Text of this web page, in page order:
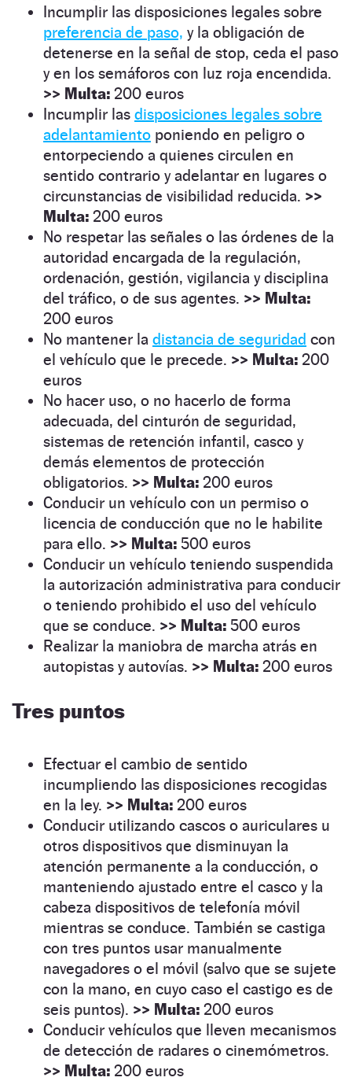
Incumplir las disposiciones legales sobre
preferencia de paso, y la obligación de
detenerse en la señal de stop, ceda el paso
y en los semáforos con luz roja encendida.
>> Multa: 200 euros
Incumplir las disposiciones legales sobre
adelantamiento poniendo en peligro o
entorpeciendo a quienes circulen en
sentido contrario y adelantar en lugares o
circunstancias de visibilidad reducida. >>
Multa: 200 euros
No respetar las señales o las órdenes de la
autoridad encargada de la regulación,
ordenación, gestión, vigilancia y disciplina
del tráfico, o de sus agentes. >> Multa:
200 euros
No mantener la distancia de seguridad con
el vehículo que le precede. >> Multa: 200
euros
No hacer uso, o no hacerlo de forma
adecuada, del cinturón de seguridad,
sistemas de retención infantil, casco y
demás elementos de protección
obligatorios. >> Multa: 200 euros
Conducir un vehículo con un permiso o
licencia de conducción que no le habilite
para ello. >> Multa: 500 euros
Conducir un vehículo teniendo suspendida
la autorización administrativa para conducir
o teniendo prohibido el uso del vehículo
que se conduce. >> Multa: 500 euros
Realizar la maniobra de marcha atrás en
autopistas y autovías. >> Multa: 200 euros
Tres puntos
Efectuar el cambio de sentido
incumpliendo las disposiciones recogidas
en la ley. >> Multa: 200 euros
Conducir utilizando cascos o auriculares u
otros dispositivos que disminuyan la
atención permanente a la conducción, o
manteniendo ajustado entre el casco y la
cabeza dispositivos de telefonía móvil
mientras se conduce. También se castiga
con tres puntos usar manualmente
navegadores o el móvil (salvo que se sujete
con la mano, en cuyo caso el castigo es de
seis puntos). >> Multa: 200 euros
Conducir vehículos que lleven mecanismos
de detección de radares o cinemómetros.
>> Multa: 200 euros